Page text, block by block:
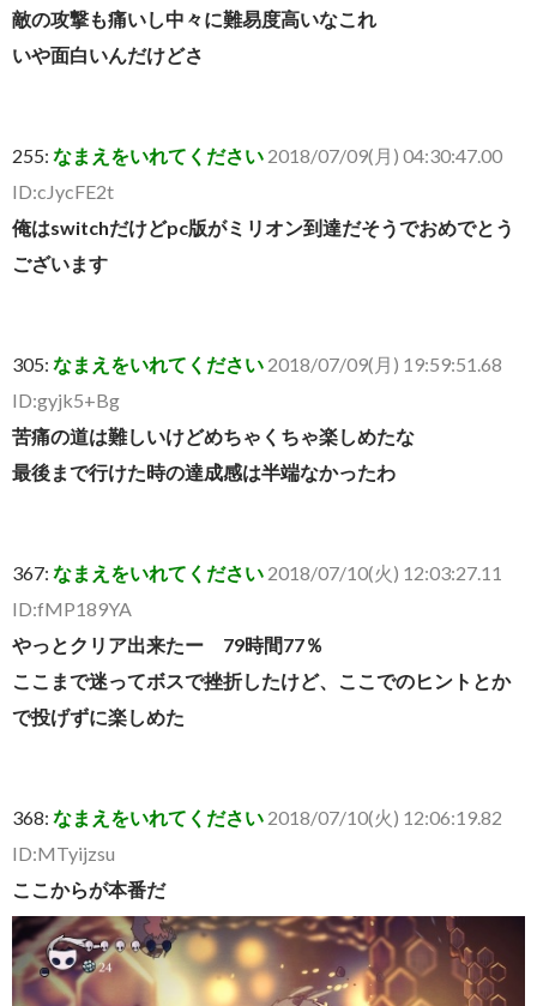
敵の攻撃も痛いし中々に難易度高いなこれ
いや面白いんだけどさ
255: なまえをいれてください 2018/07/09(月) 04:30:47.00
ID:cJycFE2t
俺はswitchだけどpc版がミリオン到達だそうでおめでとう
ございます
305: なまえをいれてください 2018/07/09(月) 19:59:51.68
ID:gyjk5+Bg
苦痛の道は難しいけどめちゃくちゃ楽しめたな
最後まで行けた時の達成感は半端なかったわ
367: なまえをいれてください 2018/07/10(火) 12:03:27.11
ID:fMP189YA
やっとクリア出来たー 79時間77％
ここまで迷ってボスで挫折したけど、ここでのヒントとか
で投げずに楽しめた
368: なまえをいれてください 2018/07/10(火) 12:06:19.82
ID:MTyijzsu
ここからが本番だ